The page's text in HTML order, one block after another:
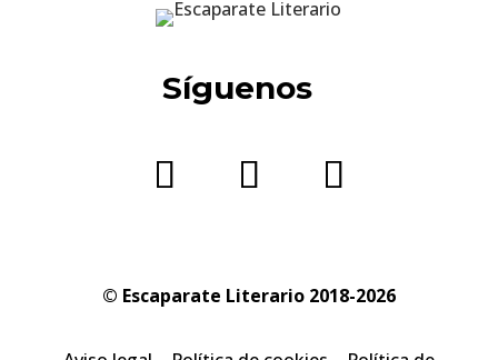
Síguenos
© Escaparate Literario 2018-2026